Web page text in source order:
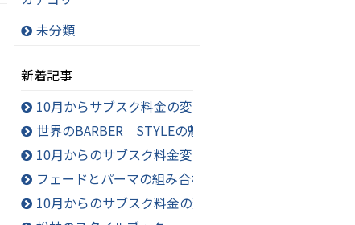
未分類
新着記事
10月からサブスク料金の変更について
世界のBARBER STYLEの魅力と違い
10月からのサブスク料金変更のお知らせ
フェードとパーマの組み合わせがカッコいい。
10月からのサブスク料金の変更について